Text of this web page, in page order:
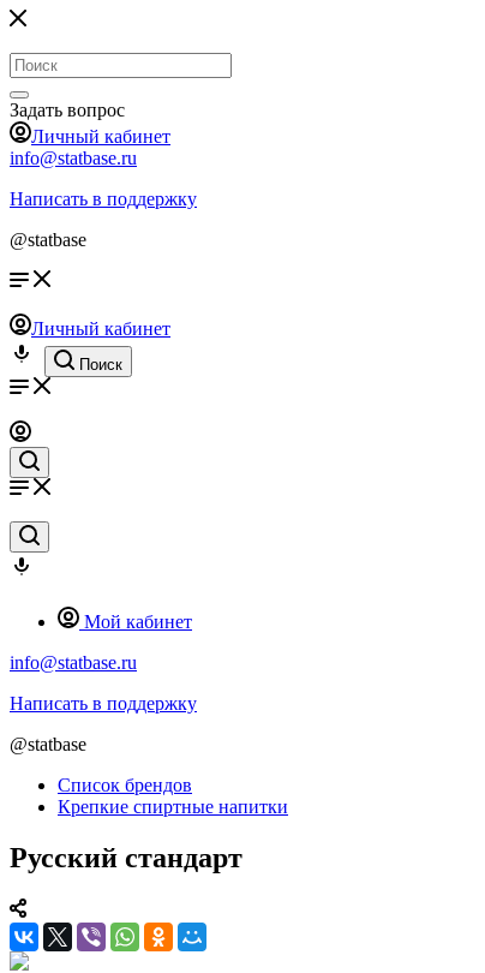
Задать вопрос
Личный кабинет
info@statbase.ru
Написать в поддержку
@statbase
Личный кабинет
Поиск
Мой кабинет
info@statbase.ru
Написать в поддержку
@statbase
Список брендов
Крепкие спиртные напитки
Русский стандарт